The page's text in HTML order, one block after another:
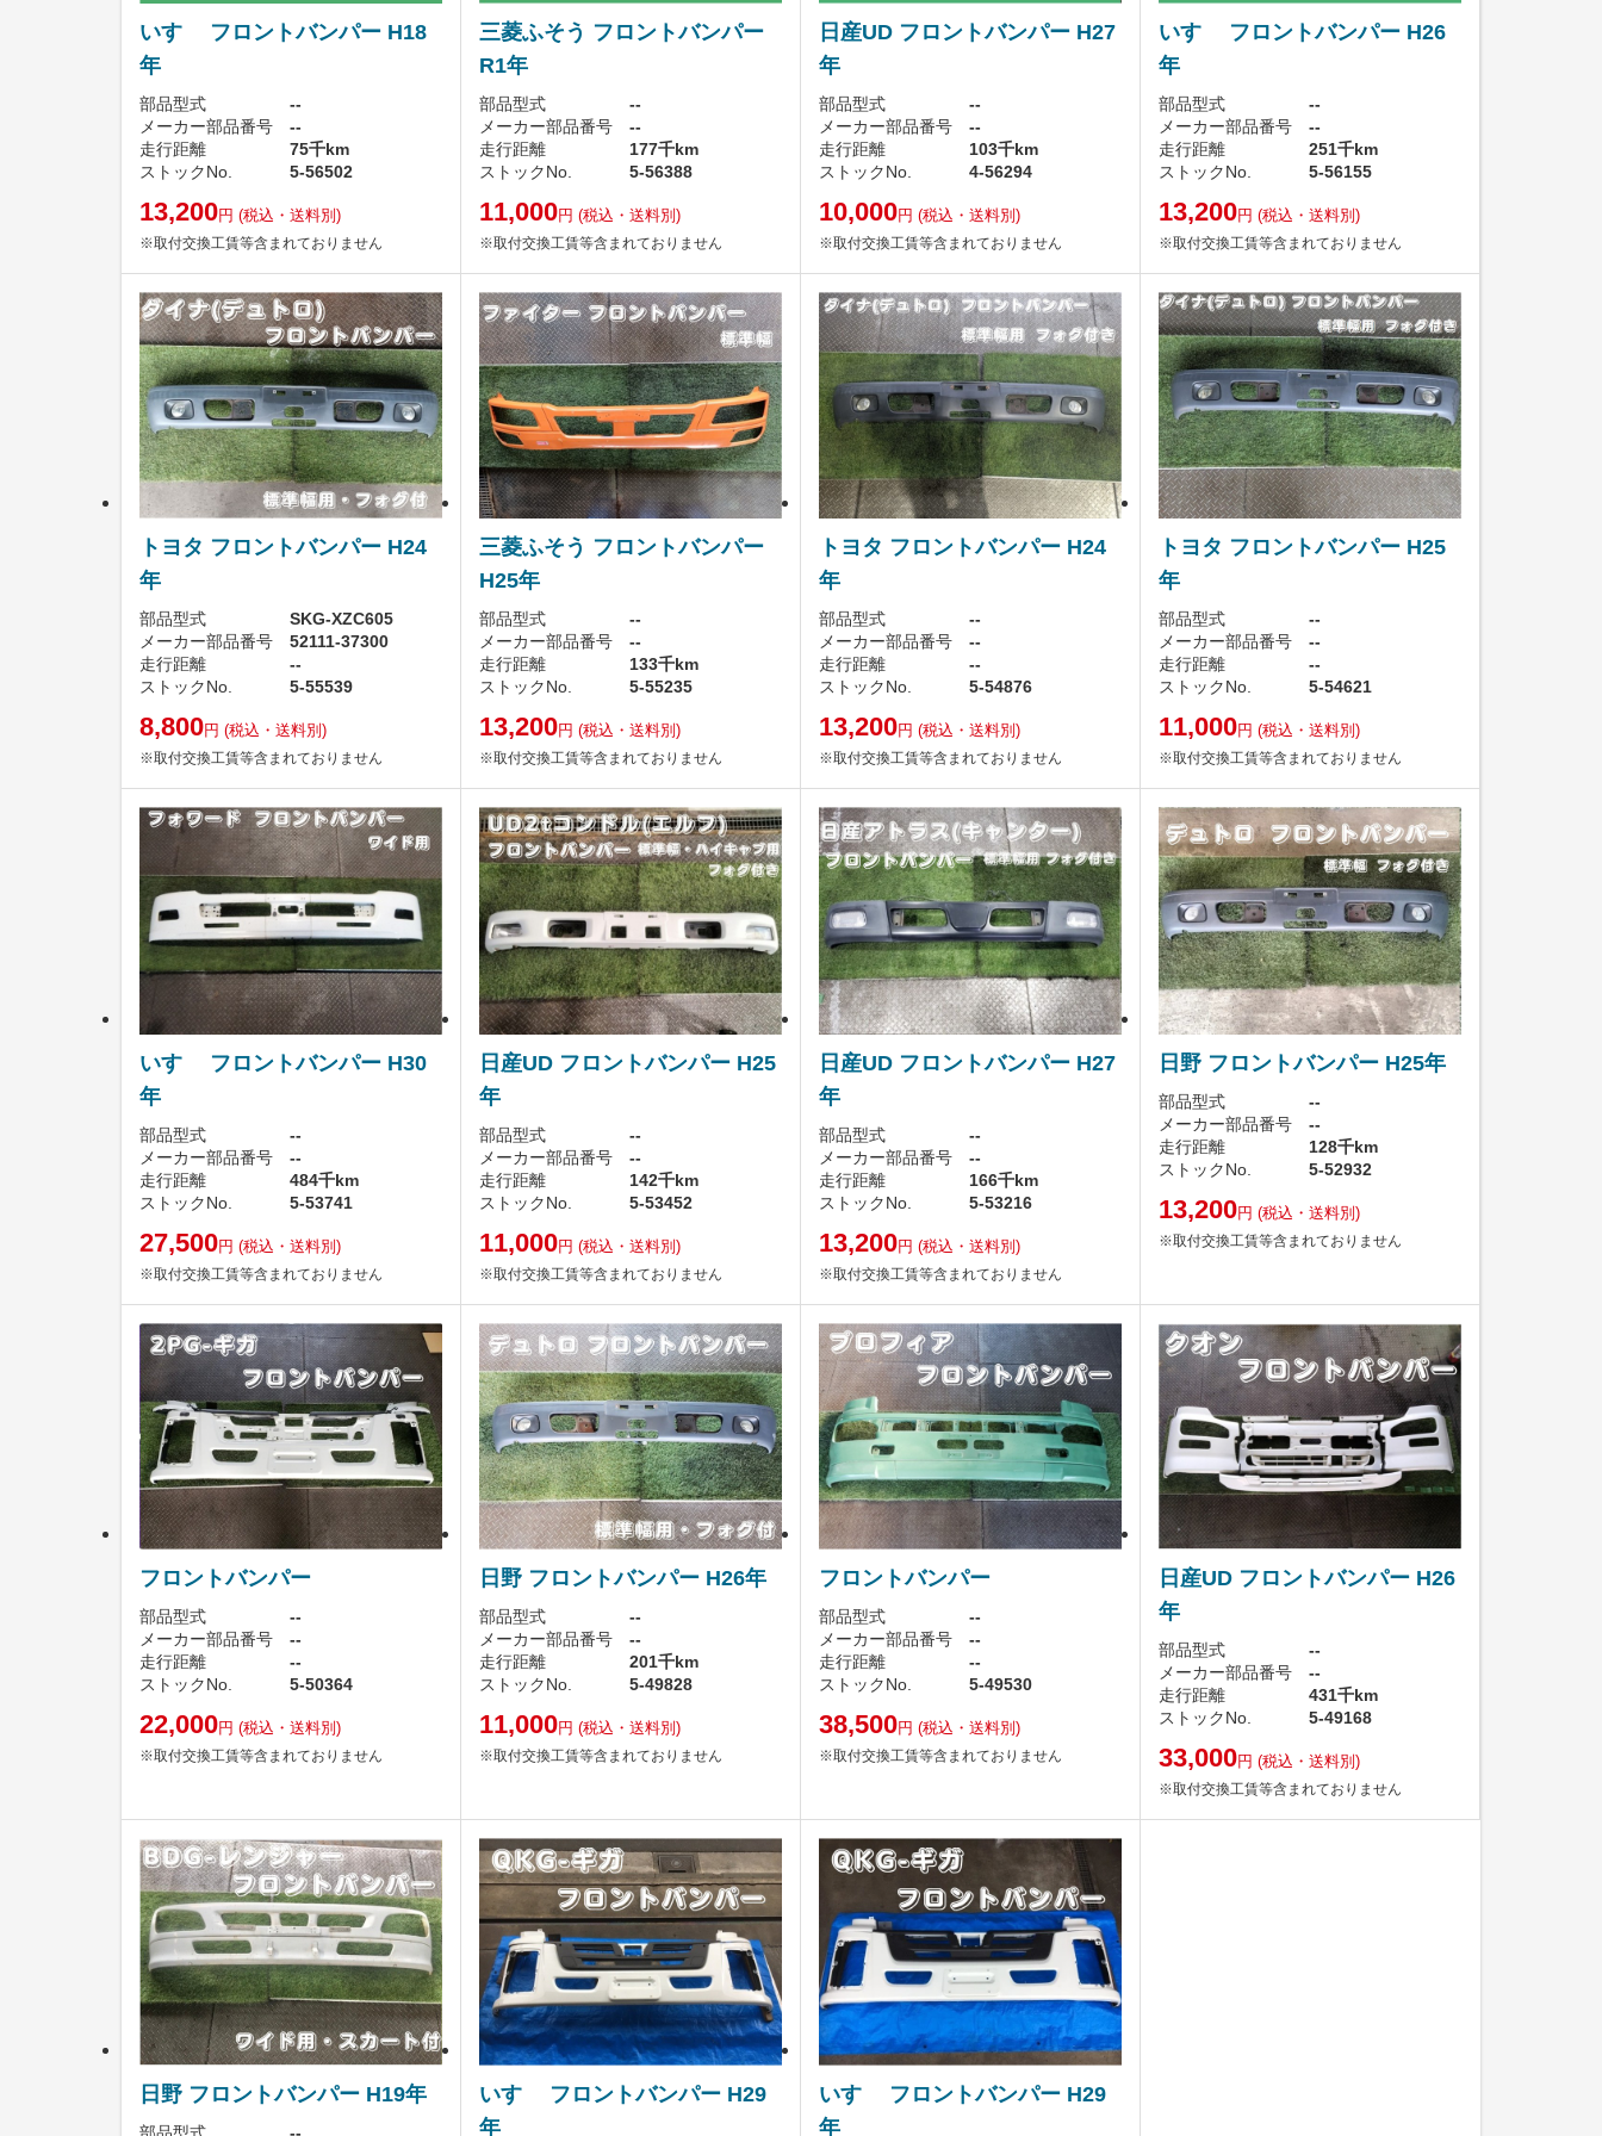
いすゞ フロントバンパー H18
年
部品型式
--
メーカー部品番号
--
走行距離
75千km
ストックNo.
5-56502
13,200円 (税込・送料別)
※取付交換工賃等含まれておりません
三菱ふそう フロントバンパー
R1年
部品型式
--
メーカー部品番号
--
走行距離
177千km
ストックNo.
5-56388
11,000円 (税込・送料別)
※取付交換工賃等含まれておりません
日産UD フロントバンパー H27
年
部品型式
--
メーカー部品番号
--
走行距離
103千km
ストックNo.
4-56294
10,000円 (税込・送料別)
※取付交換工賃等含まれておりません
いすゞ フロントバンパー H26
年
部品型式
--
メーカー部品番号
--
走行距離
251千km
ストックNo.
5-56155
13,200円 (税込・送料別)
※取付交換工賃等含まれておりません
トヨタ フロントバンパー H24
年
部品型式
SKG-XZC605
メーカー部品番号
52111-37300
走行距離
--
ストックNo.
5-55539
8,800円 (税込・送料別)
※取付交換工賃等含まれておりません
三菱ふそう フロントバンパー
H25年
部品型式
--
メーカー部品番号
--
走行距離
133千km
ストックNo.
5-55235
13,200円 (税込・送料別)
※取付交換工賃等含まれておりません
トヨタ フロントバンパー H24
年
部品型式
--
メーカー部品番号
--
走行距離
--
ストックNo.
5-54876
13,200円 (税込・送料別)
※取付交換工賃等含まれておりません
トヨタ フロントバンパー H25
年
部品型式
--
メーカー部品番号
--
走行距離
--
ストックNo.
5-54621
11,000円 (税込・送料別)
※取付交換工賃等含まれておりません
いすゞ フロントバンパー H30
年
部品型式
--
メーカー部品番号
--
走行距離
484千km
ストックNo.
5-53741
27,500円 (税込・送料別)
※取付交換工賃等含まれておりません
日産UD フロントバンパー H25
年
部品型式
--
メーカー部品番号
--
走行距離
142千km
ストックNo.
5-53452
11,000円 (税込・送料別)
※取付交換工賃等含まれておりません
日産UD フロントバンパー H27
年
部品型式
--
メーカー部品番号
--
走行距離
166千km
ストックNo.
5-53216
13,200円 (税込・送料別)
※取付交換工賃等含まれておりません
日野 フロントバンパー H25年
部品型式
--
メーカー部品番号
--
走行距離
128千km
ストックNo.
5-52932
13,200円 (税込・送料別)
※取付交換工賃等含まれておりません
フロントバンパー
部品型式
--
メーカー部品番号
--
走行距離
--
ストックNo.
5-50364
22,000円 (税込・送料別)
※取付交換工賃等含まれておりません
日野 フロントバンパー H26年
部品型式
--
メーカー部品番号
--
走行距離
201千km
ストックNo.
5-49828
11,000円 (税込・送料別)
※取付交換工賃等含まれておりません
フロントバンパー
部品型式
--
メーカー部品番号
--
走行距離
--
ストックNo.
5-49530
38,500円 (税込・送料別)
※取付交換工賃等含まれておりません
日産UD フロントバンパー H26
年
部品型式
--
メーカー部品番号
--
走行距離
431千km
ストックNo.
5-49168
33,000円 (税込・送料別)
※取付交換工賃等含まれておりません
日野 フロントバンパー H19年
部品型式 --
いすゞ フロントバンパー H29
年
いすゞ フロントバンパー H29
年